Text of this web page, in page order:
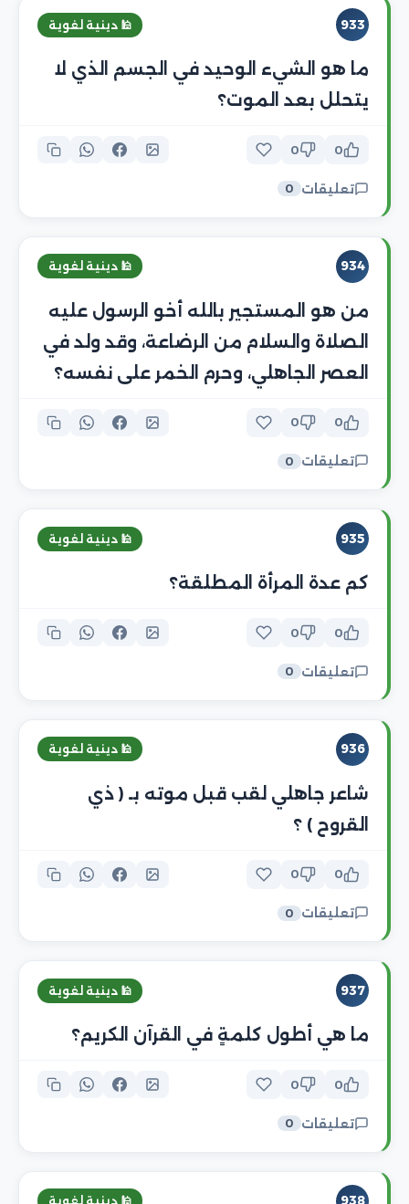
933 🕌 دينية لغوية
ما هو الشيء الوحيد في الجسم الذي لا
يتحلل بعد الموت؟
0
0
تعليقات 0
934 🕌 دينية لغوية
من هو المستجير بالله أخو الرسول عليه
الصلاة والسلام من الرضاعة، وقد ولد في
العصر الجاهلي، وحرم الخمر على نفسه؟
0
0
تعليقات 0
935 🕌 دينية لغوية
كم عدة المرأة المطلقة؟
0
0
تعليقات 0
936 🕌 دينية لغوية
شاعر جاهلي لقب قبل موته بـ ( ذي
القروح ) ؟
0
0
تعليقات 0
937 🕌 دينية لغوية
ما هي أطول كلمةٍ في القرآن الكريم؟
0
0
تعليقات 0
938 🕌 دينية لغوية